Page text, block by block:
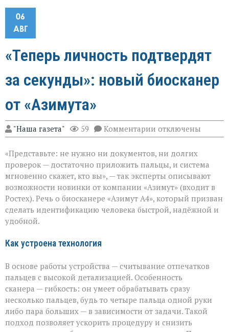
06
АВГ
«Теперь личность подтвердят
за секунды»: новый биосканер
от «Азимута»
"Наша газета" 59 Комментарии к
записи
личность
подтвердят
за
секунды»:
новый
биосканер
от
«Азимута»
отключены
«Представьте: не нужно ни документов, ни долгих
проверок — достаточно приложить пальцы, и система
мгновенно скажет, кто вы», — так эксперты описывают
возможности новинки от компании «Азимут» (входит в
Ростех). Речь о биосканере «Азимут А4», который призван
сделать идентификацию человека быстрой, надёжной и
удобной.
Как устроена технология
В основе работы устройства — считывание отпечатков
пальцев с высокой детализацией. Особенность
сканера — гибкость: он умеет обрабатывать сразу
несколько пальцев, будь то четыре пальца одной руки
либо пара больших — в зависимости от задачи. Такой
подход позволяет ускорить процедуру и снизить